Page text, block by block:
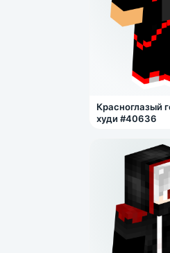
Красноглазый
худи #40636